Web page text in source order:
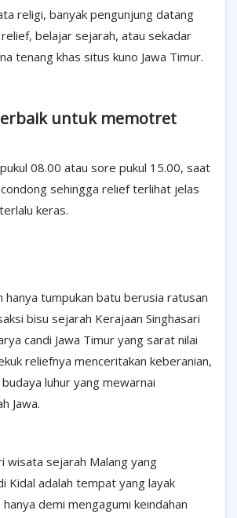
religi, banyak pengunjung datang
belajar sejarah, atau sekadar
tenang khas situs kuno Jawa Timur.
untuk memotret
08.00 atau sore pukul 15.00, saat
sehingga relief terlihat jelas
keras.
hanya tumpukan batu berusia ratusan
bisu sejarah Kerajaan Singhasari
candi Jawa Timur yang sarat nilai
reliefnya menceritakan keberanian,
luhur yang mewarnai
Jawa.
wisata sejarah Malang yang
Kidal adalah tempat yang layak
hanya demi mengagumi keindahan